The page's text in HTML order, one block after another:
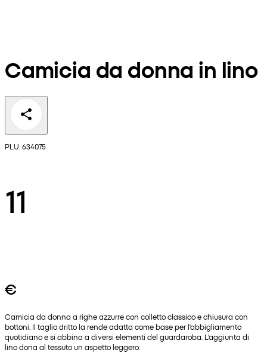
Camicia da donna in lino
PLU: 634075
11
€
Camicia da donna a righe azzurre con colletto classico e chiusura con
bottoni. Il taglio dritto la rende adatta come base per l'abbigliamento
quotidiano e si abbina a diversi elementi del guardaroba. L'aggiunta di
lino dona al tessuto un aspetto leggero.